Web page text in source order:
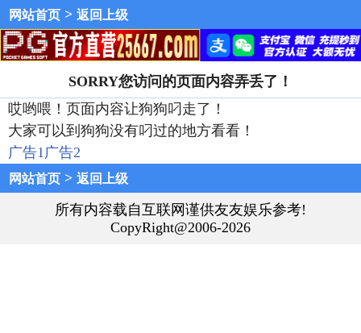
网站首页 > 返回上级
SORRY您访问的页面内容弄丢了！
哎哟喂！页面内容让狗狗叼走了！
大家可以到狗狗没有叼过的地方看看！
广告1广告2
网站首页 > 返回上级
所有内容载自互联网谨供友友娱乐参考!
CopyRight@2006-2026